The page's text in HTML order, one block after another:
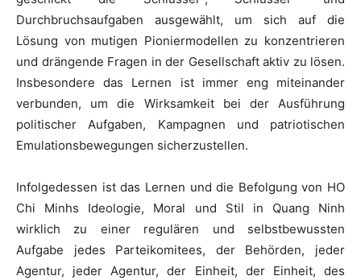
Durchbruchsaufgaben ausgewählt, um sich auf die
Lösung von mutigen Pioniermodellen zu konzentrieren
und drängende Fragen in der Gesellschaft aktiv zu lösen.
Insbesondere das Lernen ist immer eng miteinander
verbunden, um die Wirksamkeit bei der Ausführung
politischer Aufgaben, Kampagnen und patriotischen
Emulationsbewegungen sicherzustellen.
Infolgedessen ist das Lernen und die Befolgung von HO
Chi Minhs Ideologie, Moral und Stil in Quang Ninh
wirklich zu einer regulären und selbstbewussten
Aufgabe jedes Parteikomitees, der Behörden, jeder
Agentur, jeder Agentur, der Einheit, der Einheit, des